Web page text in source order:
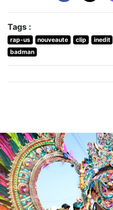
Tags :
rap-us nouveaute clip inedit
badman